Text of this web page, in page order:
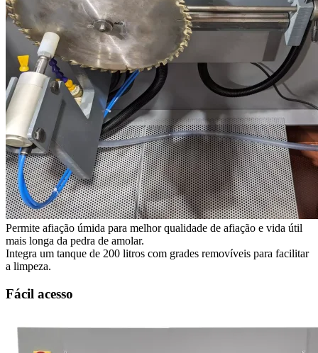
Permite afiação úmida para melhor qualidade de afiação e vida útil
mais longa da pedra de amolar.
Integra um tanque de 200 litros com grades removíveis para facilitar
a limpeza.
Fácil acesso